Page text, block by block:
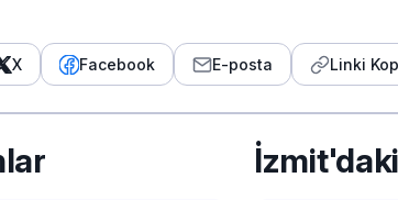
X Facebook E-posta Linki